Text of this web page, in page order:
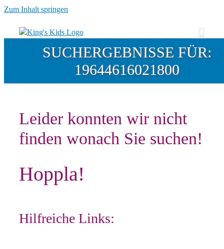
Zum Inhalt springen
SUCHERGEBNISSE FÜR:
19644616021800
Leider konnten wir nicht
finden wonach Sie suchen!
Hoppla!
Hilfreiche Links: